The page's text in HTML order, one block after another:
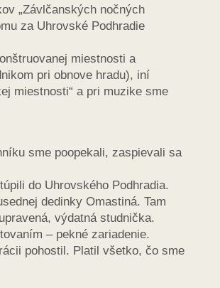
„Závlčanských nočných
za Uhrovské Podhradie
miestnosti a
pri obnove hradu), iní
miestnosti“ a pri muzike sme
sme poopekali, zaspievali sa
do Uhrovského Podhradia.
dedinky Omastiná. Tam
výdatná studnička.
– pekné zariadenie.
pohostil. Platil všetko, čo sme